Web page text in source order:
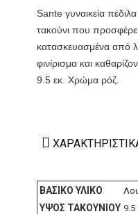
Sante γυναικεία
τακούνι που
κατασκευασμένα από
φινίρισμα και
9.5 εκ. Χρώμα ρόζ.
ΒΑΣΙΚΌ ΥΛΙΚΌ
ΎΨΟΣ ΤΑΚΟΥΝΙΟΎ 9.5